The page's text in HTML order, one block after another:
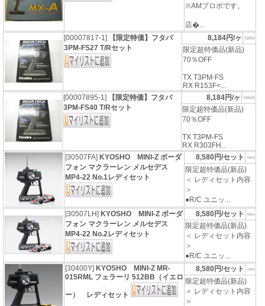
※AMプロポです。
店�...
[00007817-1]
【限定特価】フタバ
3PM-FS27 T/Rセット
8,184円/ヶ
限定超特価品(新品)
70％OFF
TX T3PM-FS
RX R153F<...
[00007895-1]
【限定特価】フタバ
3PM-FS40 T/Rセット
8,184円/ヶ
限定超特価品(新品)
70％OFF
TX T3PM-FS
RX R303FH...
[30507FA] KYOSHO MINI-Z ボーダ
フォン マクラーレン メルセデス
MP4-22 No.1レディセット
8,580円/セット
限定超特価品(新品)
＜ レディセット内容
＞
●R/C ユニッ...
[30507LH] KYOSHO MINI-Z ボーダ
フォン マクラーレン メルセデス
MP4-22 No.2レディセット
8,580円/セット
限定超特価品(新品)
＜ レディセット内容
＞
●R/C ユニッ...
[30400Y] KYOSHO MINI-Z MR-
015RML フェラーリ 512BB（イエロ
ー） レディセット
8,580円/セット
限定超特価品(新品)
＜ レディセット内容
＞